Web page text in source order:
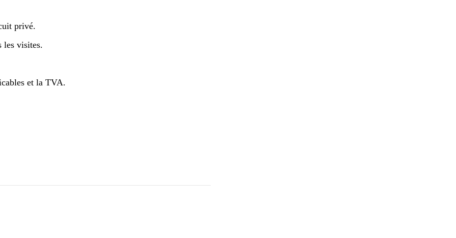
privé.
les visites.
et la TVA.